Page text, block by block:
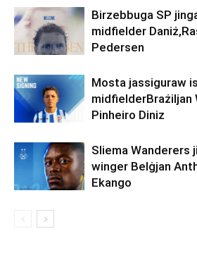
Birzebbuga SP
midfielder
Pedersen
Mosta jassiguraw
midfielderBrażiljan
Pinheiro Diniz
Sliema Wanderers
winger Belġjan
Ekango